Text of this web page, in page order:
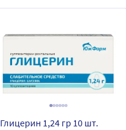
Глицерин 1,24 гр 10 шт.